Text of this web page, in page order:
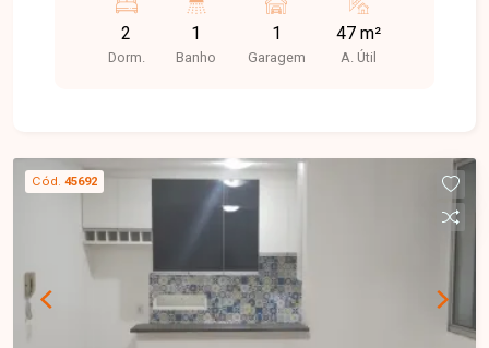
cozinha com armário, área de serviço e 1 vaga de
garagem. O condomínio oferece portaria 24 horas
e elevador, garantindo praticidade e segurança
2
Dorm.
1
Banho
1
Garagem
47 m²
A. Útil
Cód. 45692